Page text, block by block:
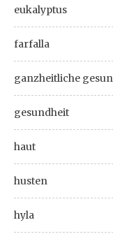
eukalyptus
farfalla
ganzheitliche
gesundheit
haut
husten
hyla